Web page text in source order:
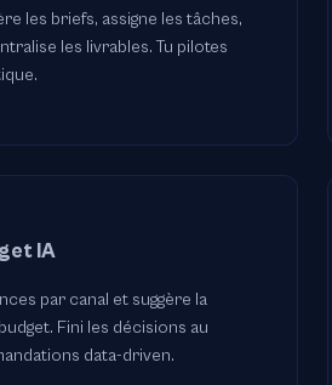
les briefs, assigne les tâches,
les livrables. Tu pilotes
IA
par canal et suggère la
Fini les décisions au
data-driven.